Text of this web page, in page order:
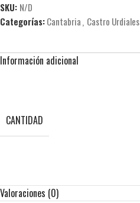
SKU: N/D
Categorías:Cantabria, Castro Urdiales
Información adicional
CANTIDAD
Valoraciones (0)